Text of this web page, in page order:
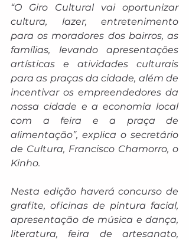
“O Giro Cultural vai oportunizar
cultura, lazer, entretenimento
para os moradores dos bairros, as
famílias, levando apresentações
artísticas e atividades culturais
para as praças da cidade, além de
incentivar os empreendedores da
nossa cidade e a economia local
com a feira e a praça de
alimentação”, explica o secretário
de Cultura, Francisco Chamorro, o
Kinho.
Nesta edição haverá concurso de
grafite, oficinas de pintura facial,
apresentação de música e dança,
literatura, feira de artesanato,